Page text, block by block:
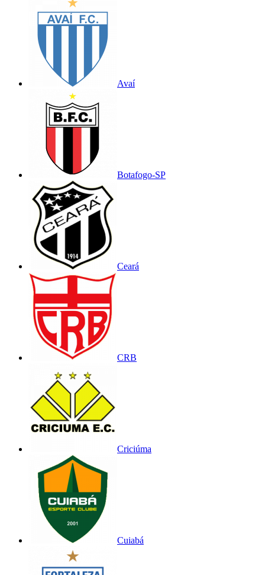
Avaí
Botafogo-SP
Ceará
CRB
Criciúma
Cuiabá